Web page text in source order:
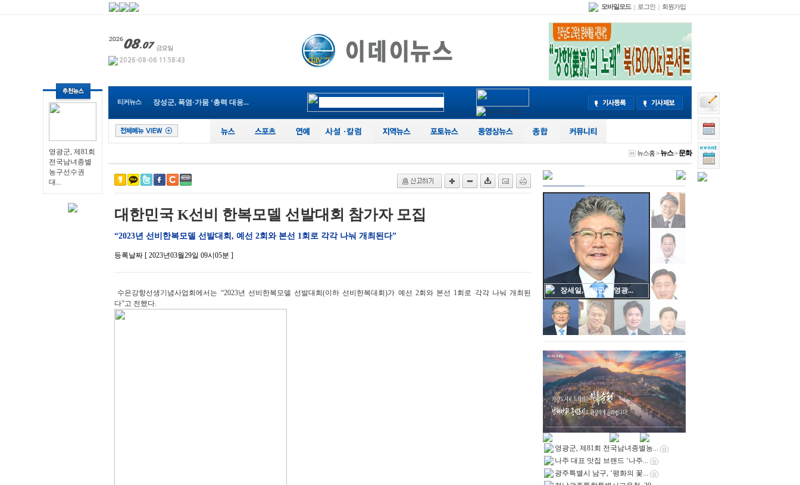
영광군, 제81회
전국남녀종별
농구선수권
대...
모바일모드 로그인 회원가입
티커뉴스
순천시, 2027년 세계태권도한마...
광주통합특별시 서구아너스, 취...
전남광주통합특별시, 폭염·가뭄...
영광군, 제81회 전국남녀종별농...
뉴스홈>뉴스>문화
대한민국 K선비 한복모델 선발대회 참가자 모집
“2023년 선비한복모델 선발대회, 예선 2회와 본선 1회로 각각 나눠 개최된다”
등록날짜 [ 2023년03월29일 09시05분 ]
수은강항선생기념사업회에서는 “2023년 선비한복모델 선발대회(이하 선비한복대회)가 예선 2회와 본선 1회로 각각 나눠 개최된
다”고 전했다.
장세일,영광군수,영광...
영광군, 제81회 전국남녀종별농...
나주 대표 맛집 브랜드 ‘나주...
광주특별시 남구, ‘평화의 꽃...